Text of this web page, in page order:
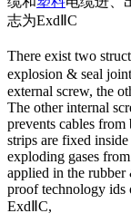
志为ExdⅡC
There exist two
explosion & seal
external screw, the
The other internal
prevents cables from
strips are fixed inside
exploding gases
applied in the rubber
proof technology ids
ExdⅡC,